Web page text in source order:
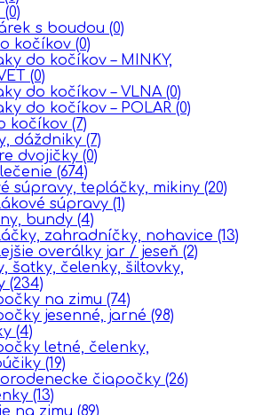
(0)
s boudou (0)
kočíkov (0)
do kočíkov – MINKY,
(0)
do kočíkov – VLNA (0)
do kočíkov – POLAR (0)
kočíkov (7)
dáždniky (7)
dvojičky (0)
(674)
súpravy, tepláčky, mikiny (20)
súpravy (1)
bundy (4)
zahradníčky, nohavice (13)
overálky jar / jeseň (2)
šatky, čelenky, šiltovky,
(234)
na zimu (74)
jesenné, jarné (98)
(4)
letné, čelenky,
(19)
čiapočky (26)
(13)
na zimu (89)